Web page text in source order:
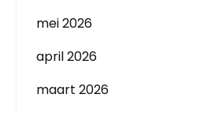
mei 2026
april 2026
maart 2026